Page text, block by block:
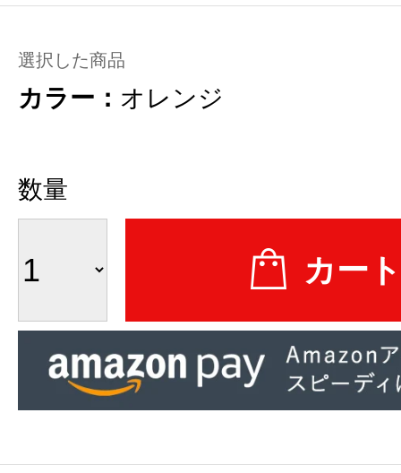
選択した商品
カラー： オレンジ
数量